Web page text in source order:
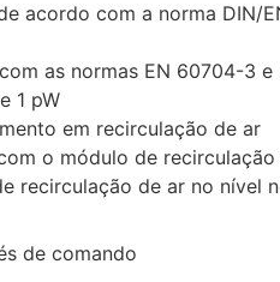
acordo com a norma DIN/
as normas EN 60704-3
1 pW
em recirculação de ar
o módulo de
recirculação de ar no nível
de comando